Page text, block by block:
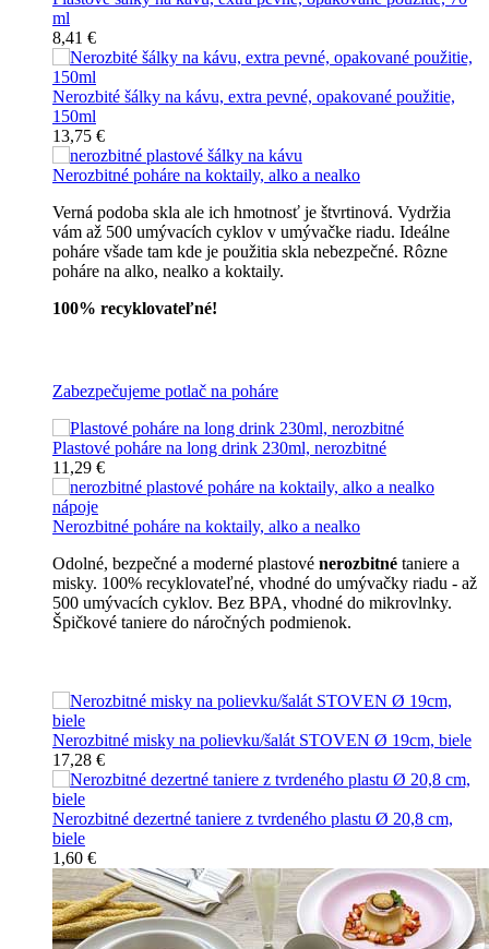
ml
8,41 €
Nerozbité šálky na kávu, extra pevné, opakované použitie,
150ml
13,75 €
Nerozbitné poháre na koktaily, alko a nealko
Verná podoba skla ale ich hmotnosť je štvrtinová. Vydržia
vám až 500 umývacích cyklov v umývačke riadu. Ideálne
poháre všade tam kde je použitia skla nebezpečné. Rôzne
poháre na alko, nealko a koktaily.
100% recyklovateľné!
Zabezpečujeme potlač na poháre
Plastové poháre na long drink 230ml, nerozbitné
11,29 €
Nerozbitné poháre na koktaily, alko a nealko
Odolné, bezpečné a moderné plastové nerozbitné taniere a
misky. 100% recyklovateľné, vhodné do umývačky riadu - až
500 umývacích cyklov. Bez BPA, vhodné do mikrovlnky.
Špičkové taniere do náročných podmienok.
Nerozbitné misky na polievku/šalát STOVEN Ø 19cm, biele
17,28 €
Nerozbitné dezertné taniere z tvrdeného plastu Ø 20,8 cm,
biele
1,60 €